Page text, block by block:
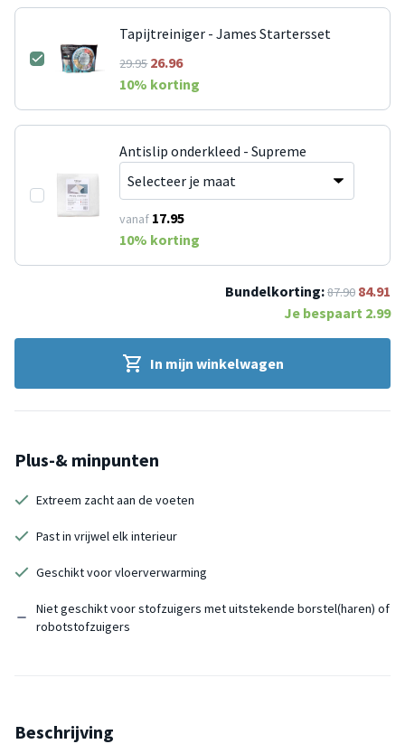
Tapijtreiniger - James Startersset
29.9526.96
10% korting
Antislip onderkleed - Supreme
vanaf 17.95
10% korting
Bundelkorting:87.90 84.91
Je bespaart 2.99
In mijn winkelwagen
Plus-& minpunten
Extreem zacht aan de voeten
Past in vrijwel elk interieur
Geschikt voor vloerverwarming
Niet geschikt voor stofzuigers met uitstekende borstel(haren) of
robotstofzuigers
Beschrijving